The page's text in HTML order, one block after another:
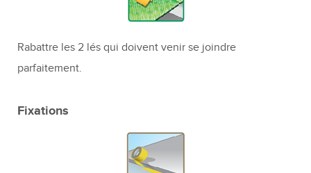
Rabattre les 2 lés qui doivent venir se joindre
parfaitement.
Fixations